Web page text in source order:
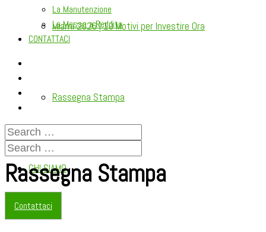
Miami 2026 | 10 Motivi per Investire Ora
Rassegna Stampa
CHI SIAMO
La Manutenzione
La Messa a Reddito
CONTATTACI
Rassegna Stampa
Contattaci